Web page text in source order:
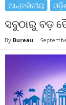
ଆନ୍ତର୍ଜାତୀୟ
ସବୁଠାରୁ ବଡ଼
By Bureau -